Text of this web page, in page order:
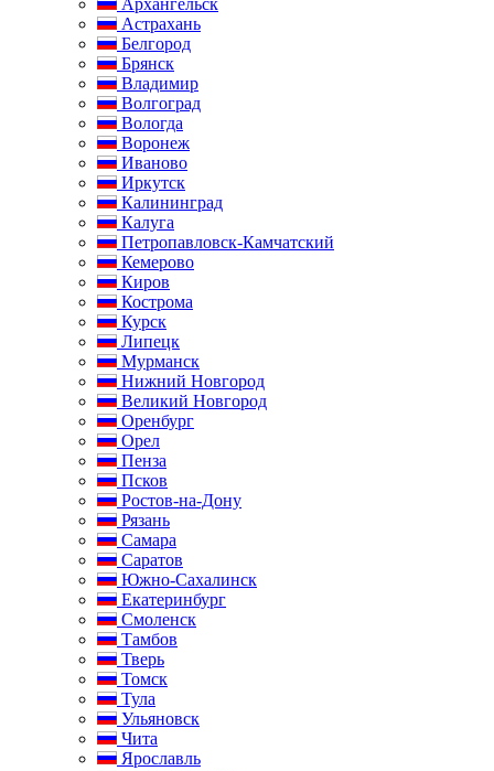
Архангельск
Астрахань
Белгород
Брянск
Владимир
Волгоград
Вологда
Воронеж
Иваново
Иркутск
Калининград
Калуга
Петропавловск-Камчатский
Кемерово
Киров
Кострома
Курск
Липецк
Мурманск
Нижний Новгород
Великий Новгород
Оренбург
Орел
Пенза
Псков
Ростов-на-Дону
Рязань
Самара
Саратов
Южно-Сахалинск
Екатеринбург
Смоленск
Тамбов
Тверь
Томск
Тула
Ульяновск
Чита
Ярославль